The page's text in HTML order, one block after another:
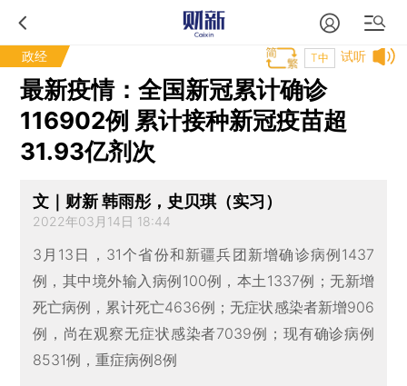
政经 试听
T中
最新疫情：全国新冠累计确诊
116902例 累计接种新冠疫苗超
31.93亿剂次
文｜财新 韩雨彤，史贝琪（实习）
2022年03月14日 18:44
3月13日，31个省份和新疆兵团新增确诊病例1437
例，其中境外输入病例100例，本土1337例；无新增
死亡病例，累计死亡4636例；无症状感染者新增906
例，尚在观察无症状感染者7039例；现有确诊病例
8531例，重症病例8例